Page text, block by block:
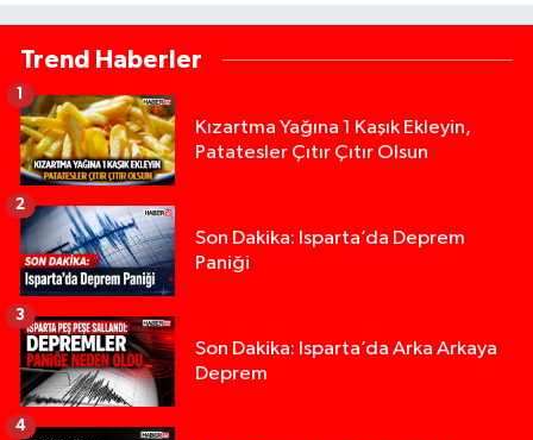
Trend Haberler
Kızartma Yağına 1 Kaşık Ekleyin,
Patatesler Çıtır Çıtır Olsun
1
Son Dakika: Isparta’da Deprem
Paniği
2
Son Dakika: Isparta’da Arka Arkaya
Deprem
3
4